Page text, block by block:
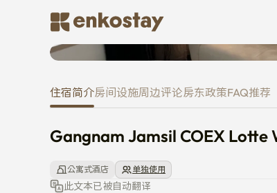
Gangnam Jamsil COEX
住宿简介房间设施周边评论房东政策FAQ推荐
Gangnam Jamsil COEX Lotte
公寓式酒店 单独使用
此文本已被自动翻译